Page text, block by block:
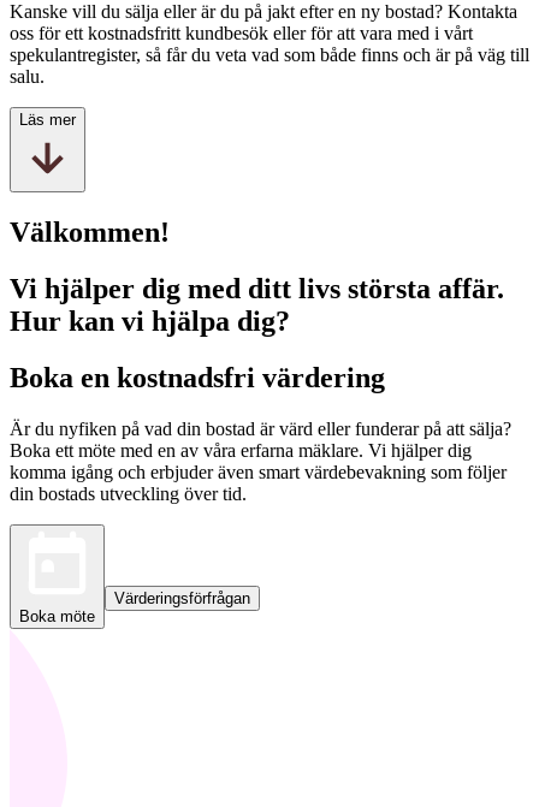
Kanske vill du sälja eller är du på jakt efter en ny bostad? Kontakta
oss för ett kostnadsfritt kundbesök eller för att vara med i vårt
spekulantregister, så får du veta vad som både finns och är på väg till
salu.
Läs mer
Välkommen!
Vi hjälper dig med ditt livs största affär.
Hur kan vi hjälpa dig?
Boka en kostnadsfri värdering
Är du nyfiken på vad din bostad är värd eller funderar på att sälja?
Boka ett möte med en av våra erfarna mäklare. Vi hjälper dig
komma igång och erbjuder även smart värdebevakning som följer
din bostads utveckling över tid.
Boka möte
Värderingsförfrågan